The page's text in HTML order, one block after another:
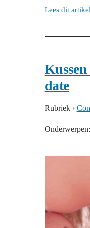
Lees dit artikel
Kussen
date
Rubriek ›
Onderwerpen: